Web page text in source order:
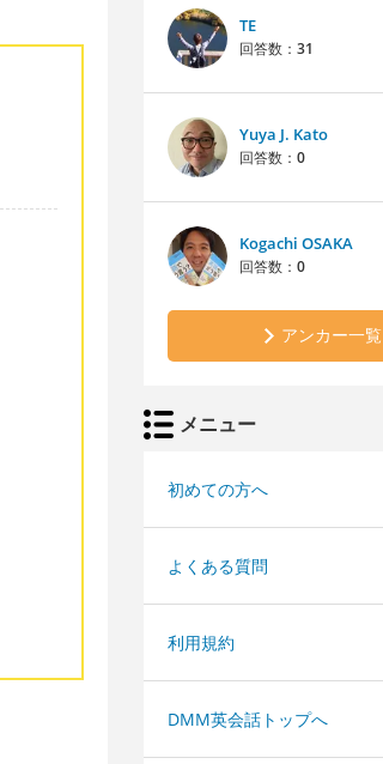
TE
回答数： 31
Yuya J. Kato
回答数： 0
Kogachi OSAKA
回答数： 0
アンカー一覧
メニュー
初めての方へ
よくある質問
利用規約
DMM英会話トップへ